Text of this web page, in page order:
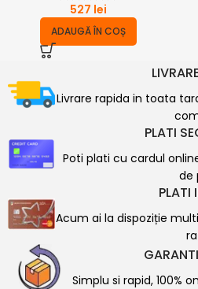
527 lei
ADAUGĂ ÎN COȘ
Livrare rapida in toata
PLATI
Poti plati cu cardul
de
PLATI
Acum ai la dispoziție
Simplu si rapid, 100%